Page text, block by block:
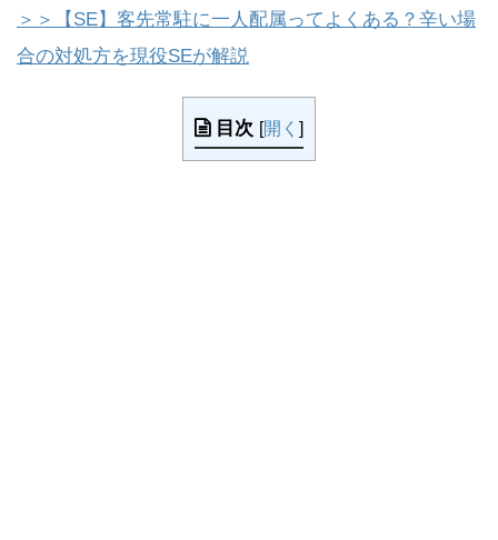
＞＞【SE】客先常駐に一人配属ってよくある？辛い場
合の対処方を現役SEが解説
目次 [開く ]